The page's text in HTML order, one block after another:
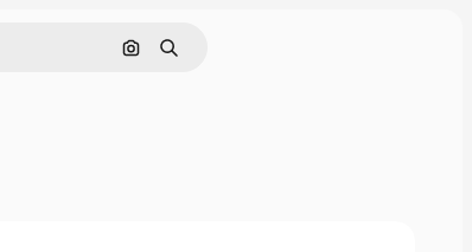
画像で検索
検索